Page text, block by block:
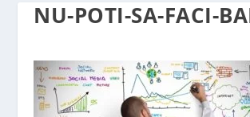
NU-POTI-SA-FACI-